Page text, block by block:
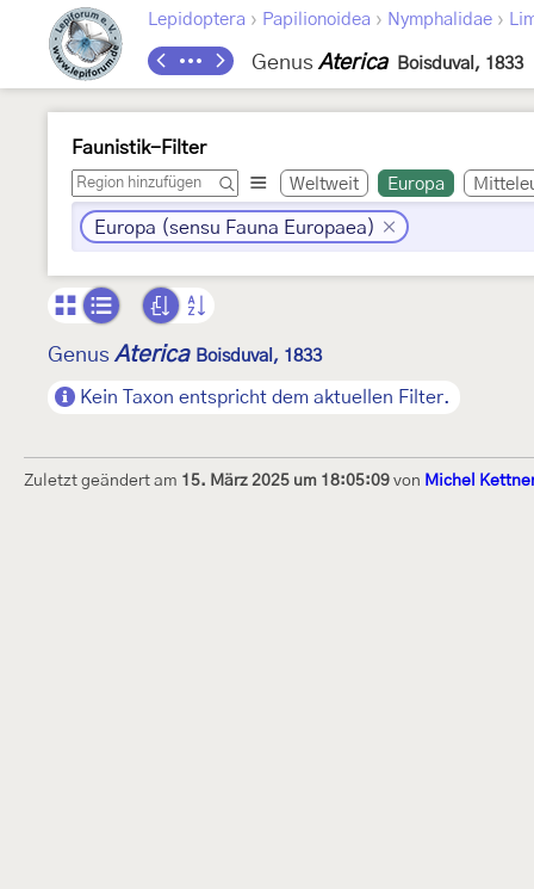
Lepidoptera › Papilionoidea › Nymphalidae ›
Genus Aterica Boisduval, 1833
Faunistik-Filter
Weltweit Europa
Europa (sensu Fauna Europaea)
Genus Aterica Boisduval, 1833
Kein Taxon entspricht dem aktuellen Filter.
Zuletzt geändert am 15. März 2025 um 18:05:09 von Michel